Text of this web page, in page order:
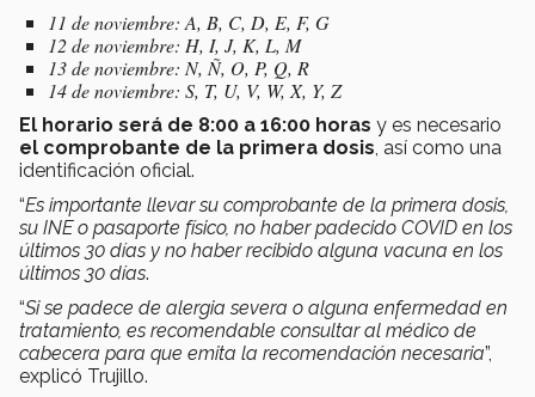
11 de noviembre: A, B, C, D, E, F, G
12 de noviembre: H, I, J, K, L, M
13 de noviembre: N, Ñ, O, P, Q, R
14 de noviembre: S, T, U, V, W, X, Y, Z
El horario será de 8:00 a 16:00 horas y es necesario
el comprobante de la primera dosis , así como una
identificación oficial.
“Es importante llevar su comprobante de la primera dosis,
su INE o pasaporte físico, no haber padecido COVID en los
últimos 30 días y no haber recibido alguna vacuna en los
últimos 30 días.
“Si se padece de alergia severa o alguna enfermedad en
tratamiento, es recomendable consultar al médico de
cabecera para que emita la recomendación necesaria”,
explicó Trujillo.